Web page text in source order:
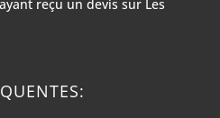
reçu un devis sur Les